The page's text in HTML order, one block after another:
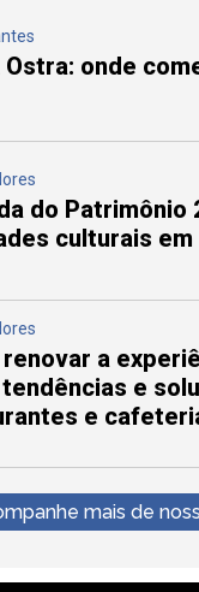
Ostra: onde
do Patrimônio
culturais
a
e
e
mais de